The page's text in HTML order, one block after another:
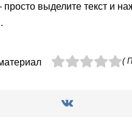
выделите текст и
(